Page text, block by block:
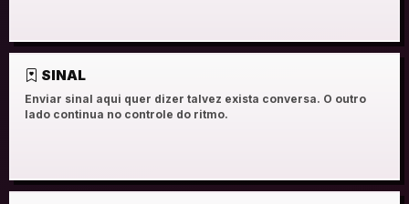
SINAL
Enviar sinal aqui quer dizer talvez exista conversa. O outro
lado continua no controle do ritmo.